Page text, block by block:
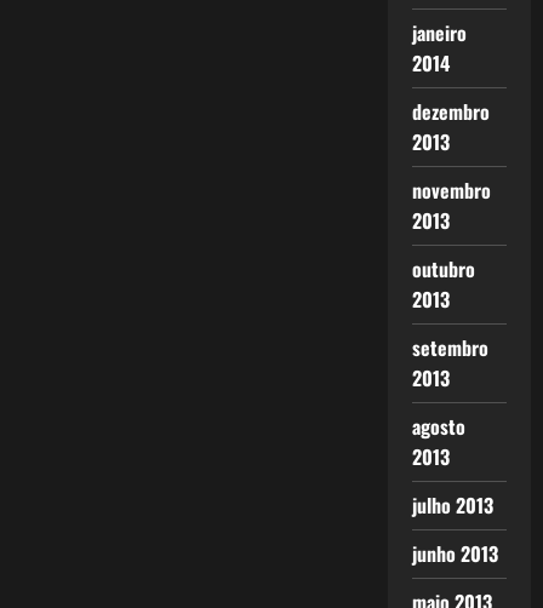
janeiro
2014
dezembro
2013
novembro
2013
outubro
2013
setembro
2013
agosto
2013
julho 2013
junho 2013
maio 2013